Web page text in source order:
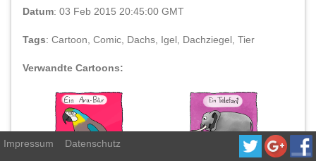
Datum: 03 Feb 2015 20:45:00 GMT
Tags: Cartoon, Comic, Dachs, Igel, Dachziegel, Tier
Verwandte Cartoons:
Impressum Datenschutz